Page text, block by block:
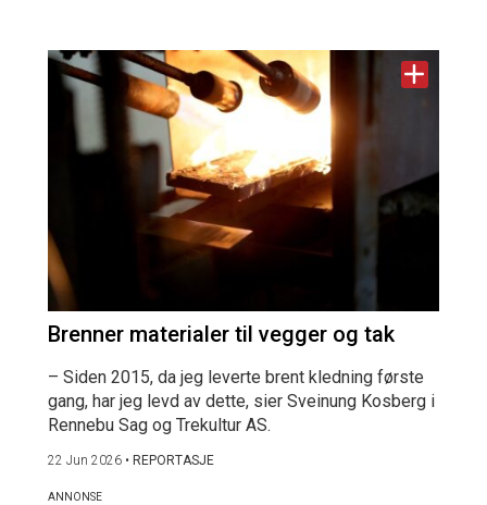
Brenner materialer til vegger og tak
– Siden 2015, da jeg leverte brent kledning første
gang, har jeg levd av dette, sier Sveinung Kosberg i
Rennebu Sag og Trekultur AS.
22 Jun 2026 • REPORTASJE